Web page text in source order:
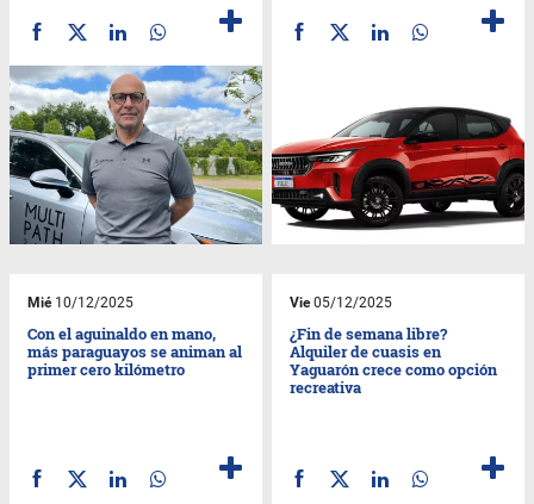
Mié10/12/2025
Con el aguinaldo en mano,
más paraguayos se animan al
primer cero kilómetro
Vie05/12/2025
¿Fin de semana libre?
Alquiler de cuasis en
Yaguarón crece como opción
recreativa